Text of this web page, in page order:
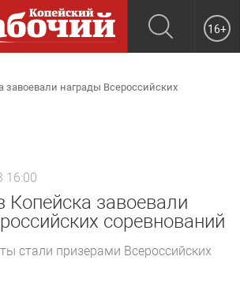
16+
завоевали награды Всероссийских
16:00
Копейска завоевали
соревнований
стали призерами Всероссийских